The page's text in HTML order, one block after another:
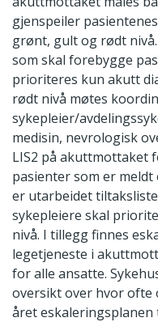
gjenspeiler
grønt, gult og rødt
som skal forebygge
prioriteres kun akutt
rødt nivå møtes
sykepleier/
medisin, nevrologisk
LIS2 på akuttmottaket
pasienter som er
er utarbeidet
sykepleiere skal
nivå. I tillegg finnes
legetjeneste i
for alle ansatte.
oversikt over hvor ofte
året eskaleringsplanen